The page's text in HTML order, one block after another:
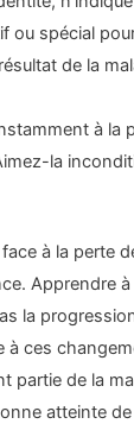
ou spécial
de la
à la
la
à la perte
Apprendre à
la
à ces
partie de la
atteinte